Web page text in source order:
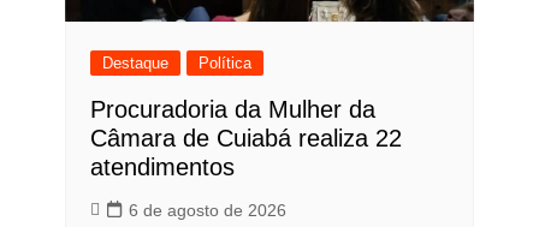
Destaque Política
Procuradoria da Mulher da
Câmara de Cuiabá realiza 22
atendimentos
6 de agosto de 2026